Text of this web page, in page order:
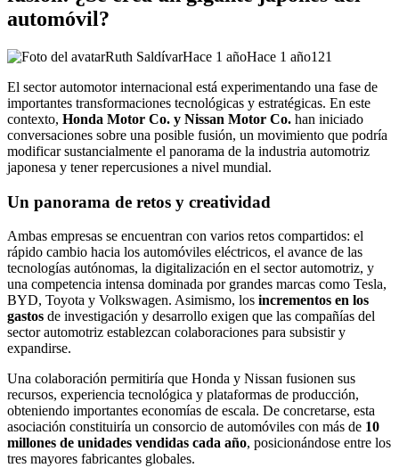
automóvil?
Ruth SaldívarHace 1 añoHace 1 año121
El sector automotor internacional está experimentando una fase de
importantes transformaciones tecnológicas y estratégicas. En este
contexto, Honda Motor Co. y Nissan Motor Co. han iniciado
conversaciones sobre una posible fusión, un movimiento que podría
modificar sustancialmente el panorama de la industria automotriz
japonesa y tener repercusiones a nivel mundial.
Un panorama de retos y creatividad
Ambas empresas se encuentran con varios retos compartidos: el
rápido cambio hacia los automóviles eléctricos, el avance de las
tecnologías autónomas, la digitalización en el sector automotriz, y
una competencia intensa dominada por grandes marcas como Tesla,
BYD, Toyota y Volkswagen. Asimismo, los incrementos en los
gastos de investigación y desarrollo exigen que las compañías del
sector automotriz establezcan colaboraciones para subsistir y
expandirse.
Una colaboración permitiría que Honda y Nissan fusionen sus
recursos, experiencia tecnológica y plataformas de producción,
obteniendo importantes economías de escala. De concretarse, esta
asociación constituiría un consorcio de automóviles con más de 10
millones de unidades vendidas cada año, posicionándose entre los
tres mayores fabricantes globales.